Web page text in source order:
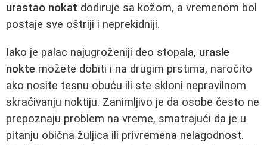
urastao nokat dodiruje sa kožom, a vremenom bol
postaje sve oštriji i neprekidniji.
Iako je palac najugroženiji deo stopala, urasle
nokte možete dobiti i na drugim prstima, naročito
ako nosite tesnu obuću ili ste skloni nepravilnom
skraćivanju noktiju. Zanimljivo je da osobe često ne
prepoznaju problem na vreme, smatrajući da je u
pitanju obična žuljica ili privremena nelagodnost.